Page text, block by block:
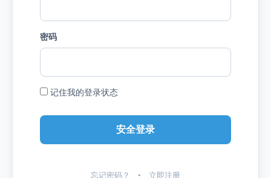
密码
记住我的登录状态
忘记密码？ • 立即注册